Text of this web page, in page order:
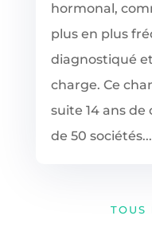
hormonal,
plus en plus
diagnostiqué
charge. Ce
suite 14 ans
de 50 sociétés...
TOUS